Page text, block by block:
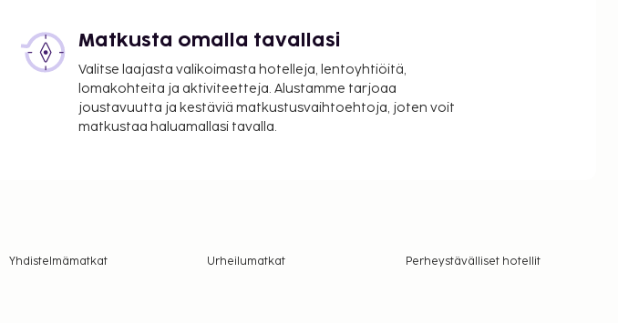
Matkusta omalla tavallasi
Valitse laajasta valikoimasta hotelleja, lentoyhtiöitä,
lomakohteita ja aktiviteetteja. Alustamme tarjoaa
joustavuutta ja kestäviä matkustusvaihtoehtoja, joten voit
matkustaa haluamallasi tavalla.
Yhdistelmämatkat Urheilumatkat
Perheystävälliset hotellit